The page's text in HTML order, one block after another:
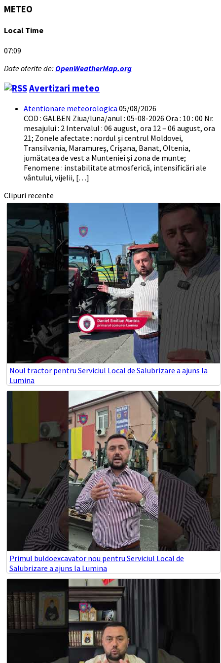
METEO
Local Time
07:09
Date oferite de: OpenWeatherMap.org
Avertizari meteo
Atentionare meteorologica 05/08/2026
COD : GALBEN Ziua/luna/anul : 05-08-2026 Ora : 10 : 00 Nr.
mesajului : 2 Intervalul : 06 august, ora 12 – 06 august, ora
21; Zonele afectate : nordul și centrul Moldovei,
Transilvania, Maramureș, Crișana, Banat, Oltenia,
jumătatea de vest a Munteniei și zona de munte;
Fenomene : instabilitate atmosferică, intensificări ale
vântului, vijelii, […]
Clipuri recente
Noul tractor pentru Serviciul Local de Salubrizare a ajuns la
Lumina
Primul buldoexcavator nou pentru Serviciul Local de
Salubrizare a ajuns la Lumina